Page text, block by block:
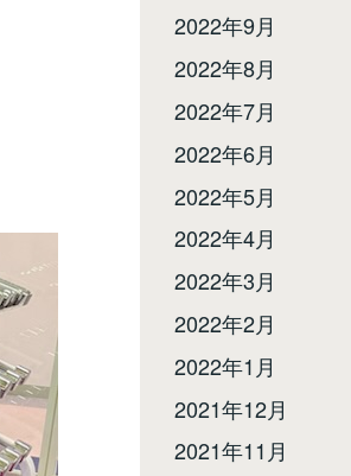
2022年9月
2022年8月
2022年7月
2022年6月
2022年5月
2022年4月
2022年3月
2022年2月
2022年1月
2021年12月
2021年11月